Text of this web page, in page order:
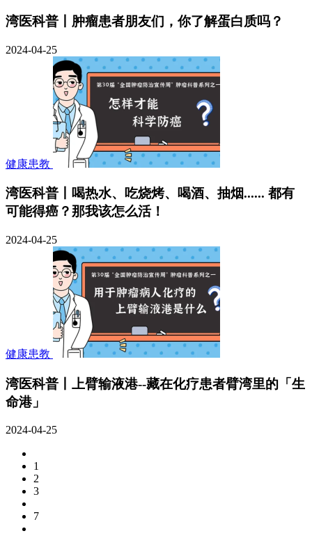
湾医科普丨肿瘤患者朋友们，你了解蛋白质吗？
2024-04-25
健康患教
湾医科普丨喝热水、吃烧烤、喝酒、抽烟...... 都有
可能得癌？那我该怎么活！
2024-04-25
健康患教
湾医科普丨上臂输液港--藏在化疗患者臂湾里的「生
命港」
2024-04-25
1
2
3
7